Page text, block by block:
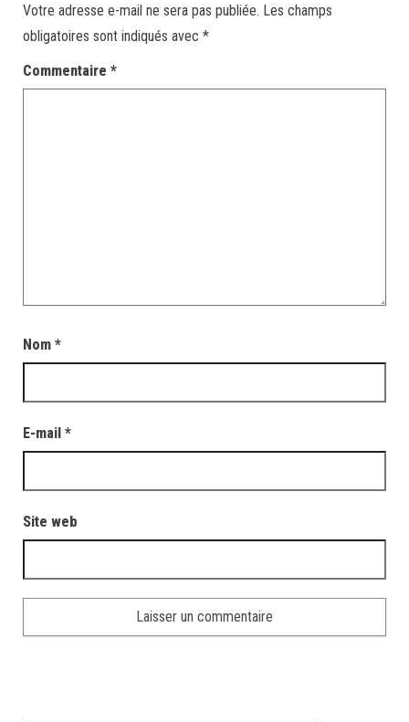
Votre adresse e-mail ne sera pas publiée. Les champs
obligatoires sont indiqués avec *
Commentaire *
Nom *
E-mail *
Site web